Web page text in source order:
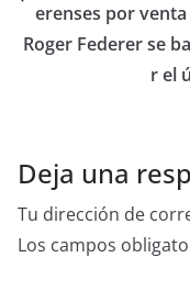
erenses por
Roger Federer se
r el
Deja una
Tu dirección de
Los campos